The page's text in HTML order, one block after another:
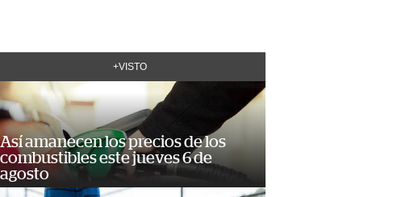
+VISTO
Así amanecen los precios de los
combustibles este jueves 6 de
agosto